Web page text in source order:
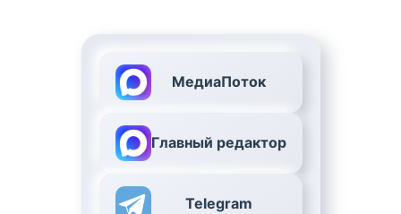
МедиаПоток
Главный редактор
Telegram